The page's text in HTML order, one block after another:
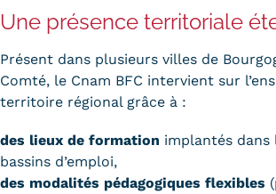
Une présence territoriale
Présent dans plusieurs villes de
Comté, le Cnam BFC intervient sur
territoire régional grâce à :
des lieux de formation implantés dans
bassins d’emploi,
des modalités pédagogiques flexibles